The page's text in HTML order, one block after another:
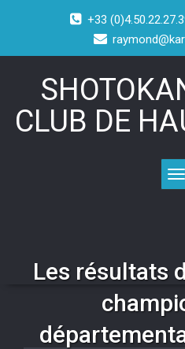
+33
CLUB DE
Les résultats